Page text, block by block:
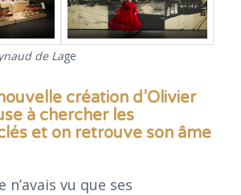
de Lage
création d’Olivier
à chercher les
et on retrouve son âme
n’avais vu que ses